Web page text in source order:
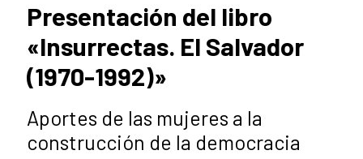
Presentación del libro
«Insurrectas. El Salvador
(1970-1992)»
Aportes de las mujeres a la
construcción de la democracia